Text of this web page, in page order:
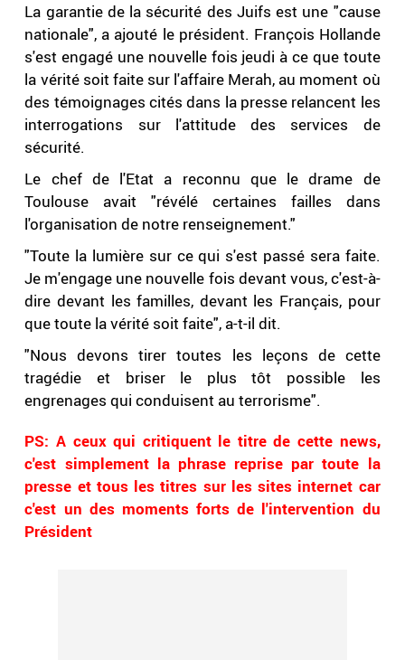
La garantie de la sécurité des Juifs est une "cause
nationale", a ajouté le président. François Hollande
s'est engagé une nouvelle fois jeudi à ce que toute
la vérité soit faite sur l'affaire Merah, au moment où
des témoignages cités dans la presse relancent les
interrogations sur l'attitude des services de
sécurité.
Le chef de l'Etat a reconnu que le drame de
Toulouse avait "révélé certaines failles dans
l'organisation de notre renseignement."
"Toute la lumière sur ce qui s'est passé sera faite.
Je m'engage une nouvelle fois devant vous, c'est-à-
dire devant les familles, devant les Français, pour
que toute la vérité soit faite", a-t-il dit.
"Nous devons tirer toutes les leçons de cette
tragédie et briser le plus tôt possible les
engrenages qui conduisent au terrorisme".
PS: A ceux qui critiquent le titre de cette news,
c'est simplement la phrase reprise par toute la
presse et tous les titres sur les sites internet car
c'est un des moments forts de l'intervention du
Président